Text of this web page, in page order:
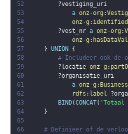
52
?vestiging_uri
53
a onz-org :
54
onz-g :
55
?vest_nr a onz-org :
56
onz-g :
57
} UNION
{
58
# Includeer ook de
59
?locatie onz-g :
60
?organisatie_uri
61
a onz-g : Business
62
rdfs : label
63
BIND(CONCAT( 'Totaal
64
}
65
66
# Definieer of de